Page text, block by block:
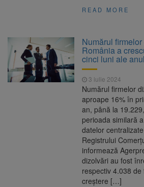
READ MORE
Numărul
România a
cinci luni ale
3 iulie 2024
Numărul firmelor
aproape 16% în
an, până la
perioada similară
datelor
Registrului
informează
dizolvări au fost
respectiv 4.038
creştere […]